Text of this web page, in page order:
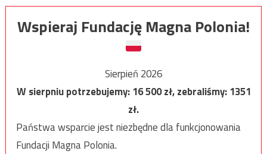
Wspieraj Fundację Magna Polonia!
Sierpień 2026
W sierpniu potrzebujemy:16 500zł, zebraliśmy:1351
zł.
Państwa wsparcie jest niezbędne dla funkcjonowania
Fundacji Magna Polonia.